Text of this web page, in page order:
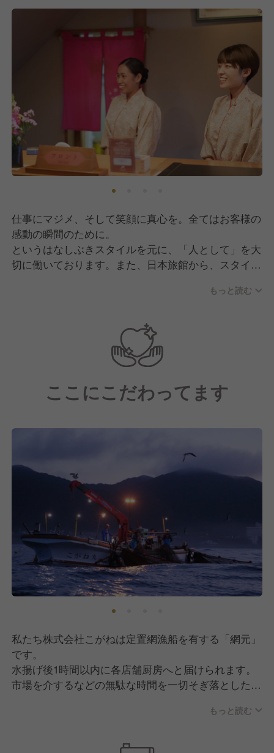
仕事にマジメ、そして笑顔に真心を。全てはお客様の
感動の瞬間のために。
というはなしぶきスタイルを元に、「人として」を大
切に働いております。また、日本旅館から、スタイリ
多彩に用意された花しぶきリゾートのワーキングフィ
あなたの能力を活かせる場所がきっと見つかるはずで
もっと読む
ここにこだわってます
私たち株式会社こがねは定置網漁船を有する「網元」
です。
水揚げ後1時間以内に各店舗厨房へと届けられます。
市場を介するなどの無駄な時間を一切そぎ落とした、
「こだわり」がわかる、それが「本物の美味さ」へと
もっと読む